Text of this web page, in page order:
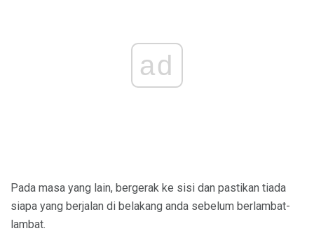
ad
Pada masa yang lain, bergerak ke sisi dan pastikan tiada
siapa yang berjalan di belakang anda sebelum berlambat-
lambat.